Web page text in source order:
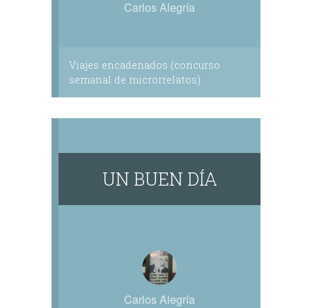
Carlos Alegría
Viajes encadenados (concurso
semanal de microrrelatos)
UN BUEN DÍA
Carlos Alegría